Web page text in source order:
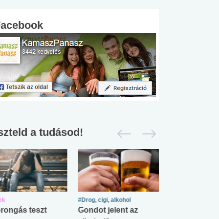
a tudásod!
teszt
#Drog, cigi, alkohol
Gondot jelent az